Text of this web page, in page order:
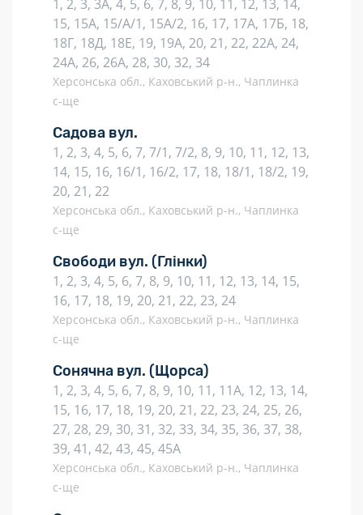
1, 2, 3, 3А, 4, 5, 6, 7, 8, 9, 10, 11, 12, 13, 14,
15, 15А, 15/А/1, 15А/2, 16, 17, 17А, 17Б, 18,
18Г, 18Д, 18Е, 19, 19А, 20, 21, 22, 22А, 24,
24А, 26, 26А, 28, 30, 32, 34
Херсонська обл., Каховський р-н., Чаплинка
с-ще
Садова вул.
1, 2, 3, 4, 5, 6, 7, 7/1, 7/2, 8, 9, 10, 11, 12, 13,
14, 15, 16, 16/1, 16/2, 17, 18, 18/1, 18/2, 19,
20, 21, 22
Херсонська обл., Каховський р-н., Чаплинка
с-ще
Свободи вул. (Глінки)
1, 2, 3, 4, 5, 6, 7, 8, 9, 10, 11, 12, 13, 14, 15,
16, 17, 18, 19, 20, 21, 22, 23, 24
Херсонська обл., Каховський р-н., Чаплинка
с-ще
Сонячна вул. (Щорса)
1, 2, 3, 4, 5, 6, 7, 8, 9, 10, 11, 11А, 12, 13, 14,
15, 16, 17, 18, 19, 20, 21, 22, 23, 24, 25, 26,
27, 28, 29, 30, 31, 32, 33, 34, 35, 36, 37, 38,
39, 41, 42, 43, 45, 45А
Херсонська обл., Каховський р-н., Чаплинка
с-ще